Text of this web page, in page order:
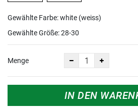
Gewählte Farbe: white (weiss)
Gewählte Größe:28-30
Menge
IN DEN